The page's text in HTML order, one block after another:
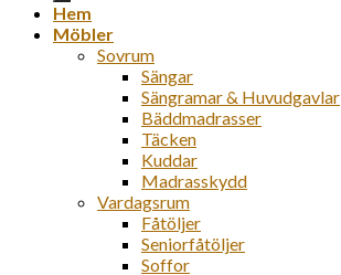
Hem
Möbler
Sovrum
Sängar
Sängramar & Huvudgavlar
Bäddmadrasser
Täcken
Kuddar
Madrasskydd
Vardagsrum
Fåtöljer
Seniorfåtöljer
Soffor